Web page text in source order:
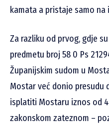
kamata a pristaje samo
Za razliku od prvog, gdje
predmetu broj 58 0 Ps
Županijskim sudom u
Mostar već donio presudu
isplatiti Mostaru iznos od
zakonskom zateznom –